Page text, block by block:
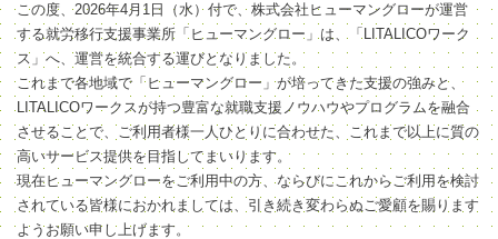
この度、2026年4月1日（水）付で、株式会社ヒューマングローが運営
する就労移行支援事業所「ヒューマングロー」は、「LITALICOワーク
ス」へ、運営を統合する運びとなりました。
これまで各地域で「ヒューマングロー」が培ってきた支援の強みと、
LITALICOワークスが持つ豊富な就職支援ノウハウやプログラムを融合
させることで、ご利用者様一人ひとりに合わせた、これまで以上に質の
高いサービス提供を目指してまいります。
現在ヒューマングローをご利用中の方、ならびにこれからご利用を検討
されている皆様におかれましては、引き続き変わらぬご愛顧を賜ります
ようお願い申し上げます。